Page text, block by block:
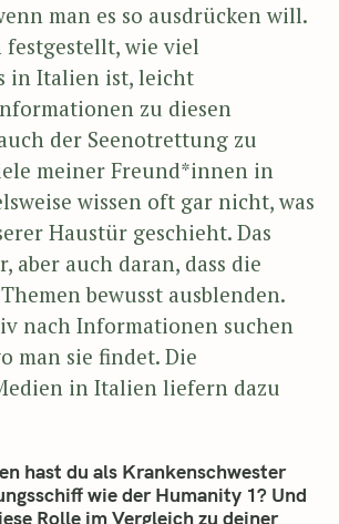
man es so ausdrücken will.
festgestellt, wie viel
in Italien ist, leicht
zu diesen
der Seenotrettung zu
meiner Freund*innen in
wissen oft gar nicht, was
Haustür geschieht. Das
aber auch daran, dass die
bewusst ausblenden.
nach Informationen suchen
man sie findet. Die
in Italien liefern dazu
hast du als Krankenschwester
wie der Humanity 1? Und
Rolle im Vergleich zu deiner